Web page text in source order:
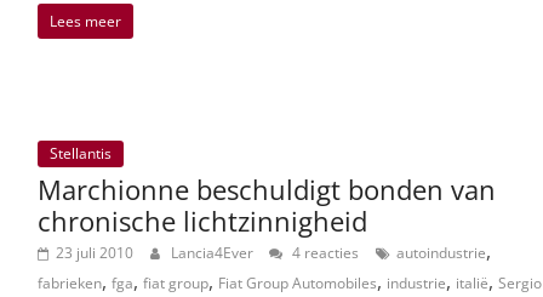
Lees meer
Stellantis
Marchionne beschuldigt bonden van
chronische lichtzinnigheid
23 juli 2010 Lancia4Ever 4 reacties autoindustrie,
fabrieken, fga, fiat group, Fiat Group Automobiles, industrie, italië, Sergio